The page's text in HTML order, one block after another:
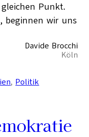
Punkt.
beginnen wir uns
Davide Brocchi
Köln
, Politik